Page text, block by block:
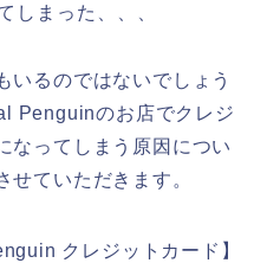
しまった、、、
いるのではないでしょう
Penguinのお店でクレジ
なってしまう原因につい
せていただきます。
クレジットカード】